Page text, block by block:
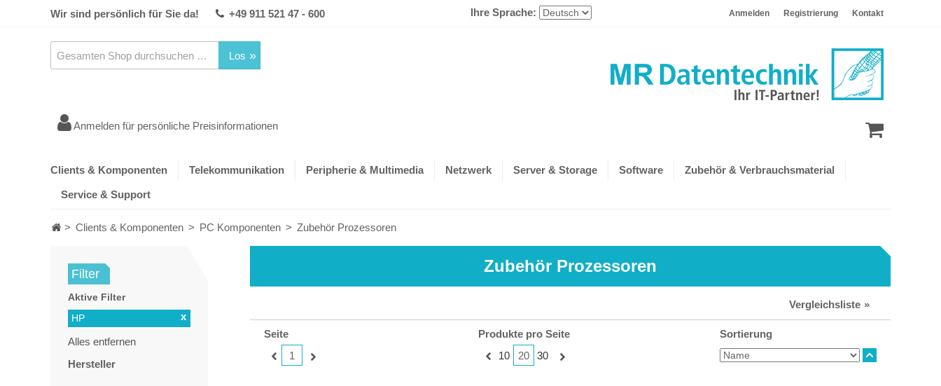
Wir sind persönlich für Sie da! +49 911 521 47 - 600 Anmelden Registrierung Kontakt
Ihre Sprache:
Los
Anmelden für persönliche Preisinformationen
Clients & Komponenten Telekommunikation Peripherie & Multimedia Netzwerk Server & Storage Software Zubehör & Verbrauchsmaterial
Service & Support
> Clients & Komponenten > PC Komponenten > Zubehör Prozessoren
Filter
Aktive Filter
x
HP
Alles entfernen
Hersteller
Zubehör Prozessoren
Vergleichsliste
Seite
1
Produkte pro Seite
10
20 30
Sortierung